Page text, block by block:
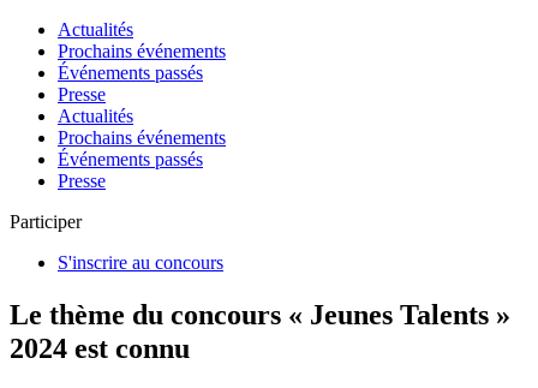
Actualités
Prochains événements
Événements passés
Presse
Actualités
Prochains événements
Événements passés
Presse
Participer
S'inscrire au concours
Le thème du concours « Jeunes Talents »
2024 est connu